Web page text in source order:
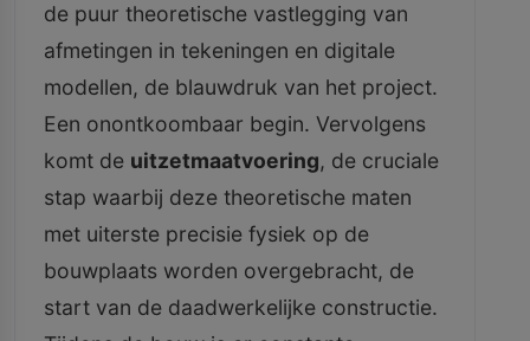
de puur theoretische vastlegging van
afmetingen in tekeningen en digitale
modellen, de blauwdruk van het project.
Een onontkoombaar begin. Vervolgens
komt de uitzetmaatvoering, de cruciale
stap waarbij deze theoretische maten
met uiterste precisie fysiek op de
bouwplaats worden overgebracht, de
start van de daadwerkelijke constructie.